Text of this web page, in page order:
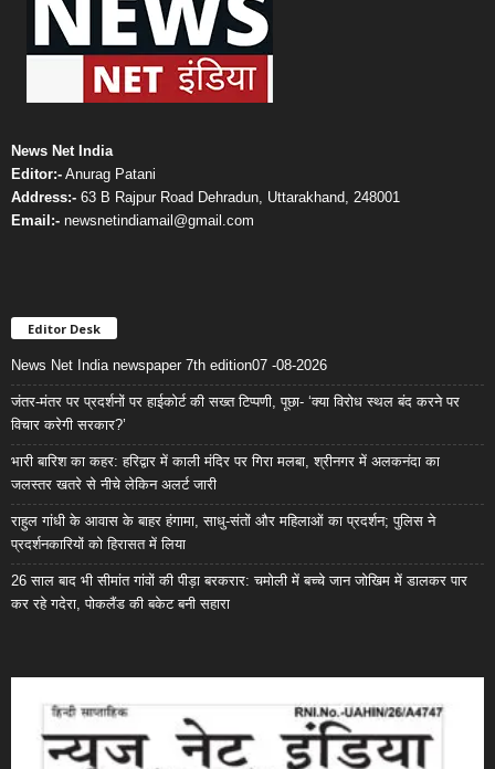
News Net India
Editor:- Anurag Patani
Address:- 63 B Rajpur Road Dehradun, Uttarakhand, 248001
Email:- newsnetindiamail@gmail.com
Editor Desk
News Net India newspaper 7th edition07 -08-2026
जंतर-मंतर पर प्रदर्शनों पर हाईकोर्ट की सख्त टिप्पणी, पूछा- ‘क्या विरोध स्थल बंद करने पर
विचार करेगी सरकार?’
भारी बारिश का कहर: हरिद्वार में काली मंदिर पर गिरा मलबा, श्रीनगर में अलकनंदा का
जलस्तर खतरे से नीचे लेकिन अलर्ट जारी
राहुल गांधी के आवास के बाहर हंगामा, साधु-संतों और महिलाओं का प्रदर्शन; पुलिस ने
प्रदर्शनकारियों को हिरासत में लिया
26 साल बाद भी सीमांत गांवों की पीड़ा बरकरार: चमोली में बच्चे जान जोखिम में डालकर पार
कर रहे गदेरा, पोकलैंड की बकेट बनी सहारा